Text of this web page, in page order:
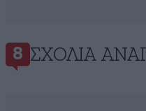
8 ΣΧΌΛΙΑ